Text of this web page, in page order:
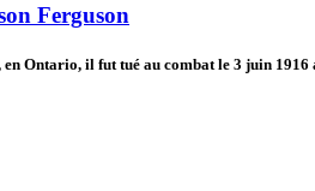
Ferguson
en Ontario, il fut tué au combat le 3 juin 1916